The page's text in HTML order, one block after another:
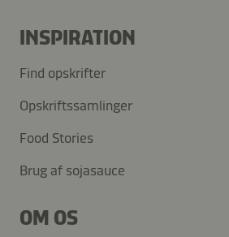
INSPIRATION
Find opskrifter
Opskriftssamlinger
Food Stories
Brug af sojasauce
OM OS